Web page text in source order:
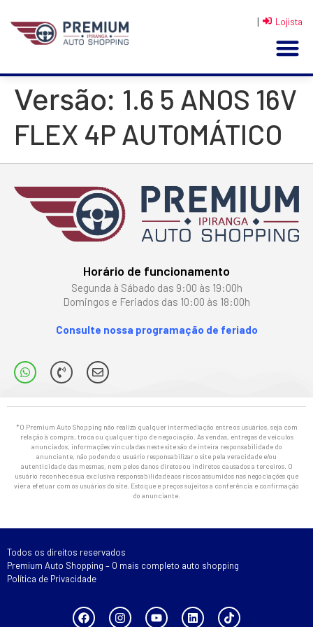
| Lojista
Versão: 1.6 5 ANOS 16V
FLEX 4P AUTOMÁTICO
Horário de funcionamento
Segunda à Sábado das 9:00 às 19:00h
Domingos e Feriados das 10:00 às 18:00h
Consulte nossa programação de feriado
*O Premium Auto Shopping não realiza qualquer intermediação entre os usuários, seja com
relação à compra, troca ou qualquer tipo de negociação. As vendas, entregas de veículos
anunciados, informações vinculadas neste site são de inteira responsabilidade do
anunciante, não podendo o usuário responsabilizar o site pela veracidade e/ou
autenticidade das mesmas, nem pelos danos diretos ou indiretos causados a terceiros. O
usuário reconhece sua exclusiva responsabilidade aos riscos assumidos nas negociações que
vier a efetuar com os usuários do site. Estoque e preços sujeitos a conferência e confirmação
do anunciante.
Todos os direitos reservados
Premium Auto Shopping – O mais completo auto shopping
Política de Privacidade